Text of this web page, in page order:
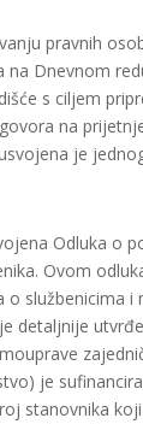
pravnih
na Dnevnom
s ciljem
na
je
Odluka o
Ovom
o službenicima
detaljnije
je
stanovnika